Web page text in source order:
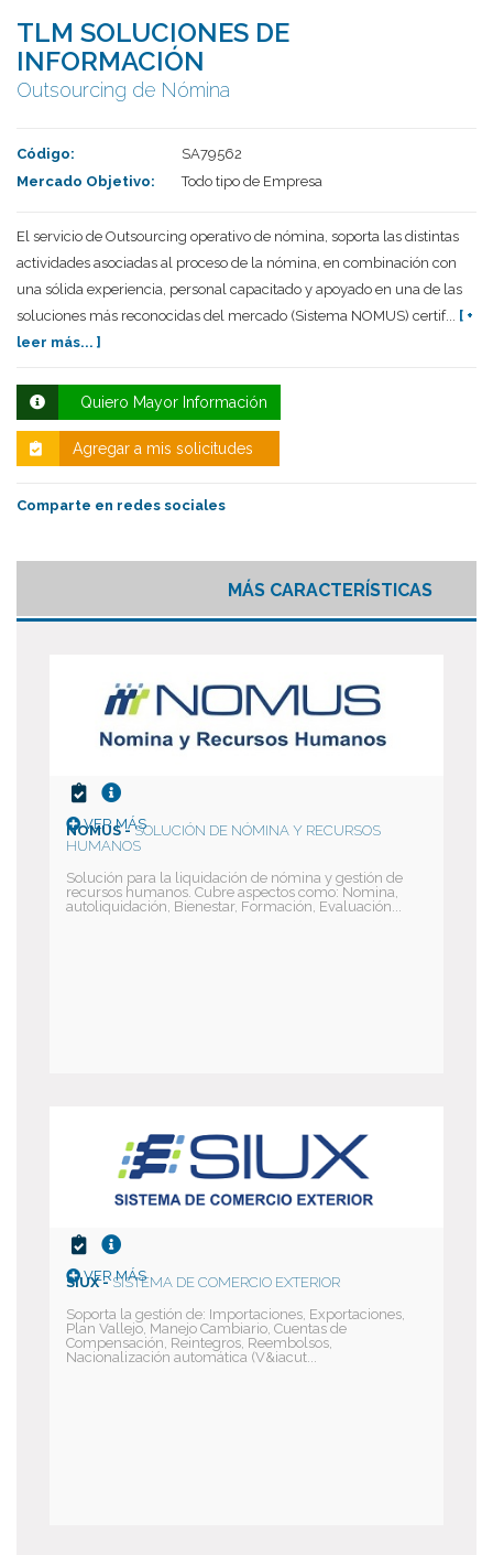
Deseo recibir información de otros Productos /
Servicios similares al solicitadoSI NO
Al enviar este formulario aceptas nuestra
Enviar
TLM SOLUCIONES DE
INFORMACIÓN
Outsourcing de Nómina
Código:
SA79562
Mercado Objetivo:
Todo tipo de Empresa
El servicio de Outsourcing operativo de nómina, soporta las distintas
actividades asociadas al proceso de la nómina, en combinación con
una sólida experiencia, personal capacitado y apoyado en una de las
soluciones más reconocidas del mercado (Sistema NOMUS) certif... [ +
leer más... ]
Quiero Mayor Información
Agregar a mis solicitudes
Comparte en redes sociales
MÁS CARACTERÍSTICAS
VER MÁS
NOMUS -SOLUCIÓN DE NÓMINA Y RECURSOS
HUMANOS
Solución para la liquidación de nómina y gestión de
recursos humanos. Cubre aspectos como: Nomina,
autoliquidación, Bienestar, Formación, Evaluación...
VER MÁS
SIUX -SISTEMA DE COMERCIO EXTERIOR
Soporta la gestión de: Importaciones, Exportaciones,
Plan Vallejo, Manejo Cambiario, Cuentas de
Compensación, Reintegros, Reembolsos,
Nacionalización automática (V&iacut...